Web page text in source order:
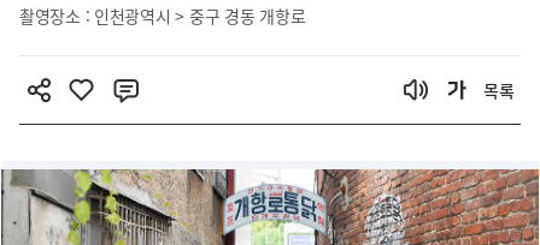
촬영장소 : 인천광역시 > 중구 경동 개항로
목록